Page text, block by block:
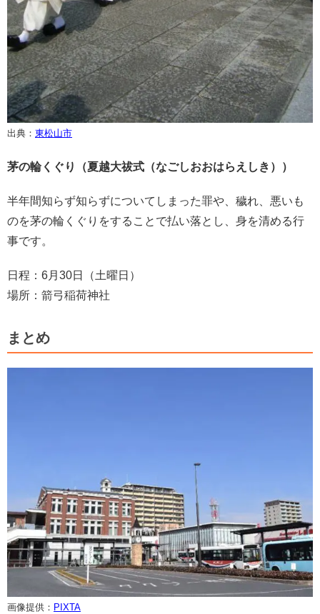
出典： 東松山市
茅の輪くぐり（夏越大祓式（なごしおおはらえしき））
半年間知らず知らずについてしまった罪や、穢れ、悪いも
のを茅の輪くぐりをすることで払い落とし、身を清める行
事です。
日程：6月30日（土曜日）
場所：箭弓稲荷神社
まとめ
画像提供： PIXTA